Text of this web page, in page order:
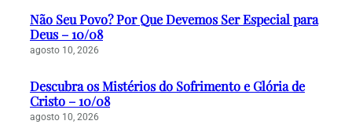
Não Seu Povo? Por Que Devemos Ser Especial para
Deus – 10/08
agosto 10, 2026
Descubra os Mistérios do Sofrimento e Glória de
Cristo – 10/08
agosto 10, 2026